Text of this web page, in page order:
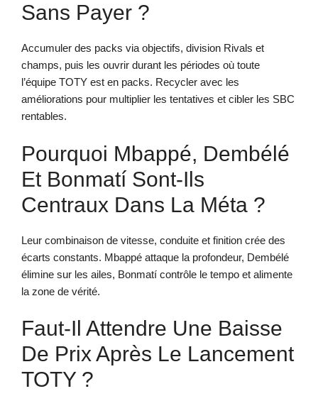
Sans Payer ?
Accumuler des packs via objectifs, division Rivals et
champs, puis les ouvrir durant les périodes où toute
l’équipe TOTY est en packs. Recycler avec les
améliorations pour multiplier les tentatives et cibler les SBC
rentables.
Pourquoi Mbappé, Dembélé
Et Bonmatí Sont-Ils
Centraux Dans La Méta ?
Leur combinaison de vitesse, conduite et finition crée des
écarts constants. Mbappé attaque la profondeur, Dembélé
élimine sur les ailes, Bonmatí contrôle le tempo et alimente
la zone de vérité.
Faut-Il Attendre Une Baisse
De Prix Après Le Lancement
TOTY ?